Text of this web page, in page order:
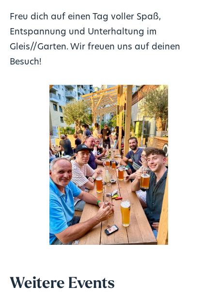
Freu dich auf einen Tag voller Spaß,
Entspannung und Unterhaltung im
Gleis//Garten. Wir freuen uns auf deinen
Besuch!
Weitere Events